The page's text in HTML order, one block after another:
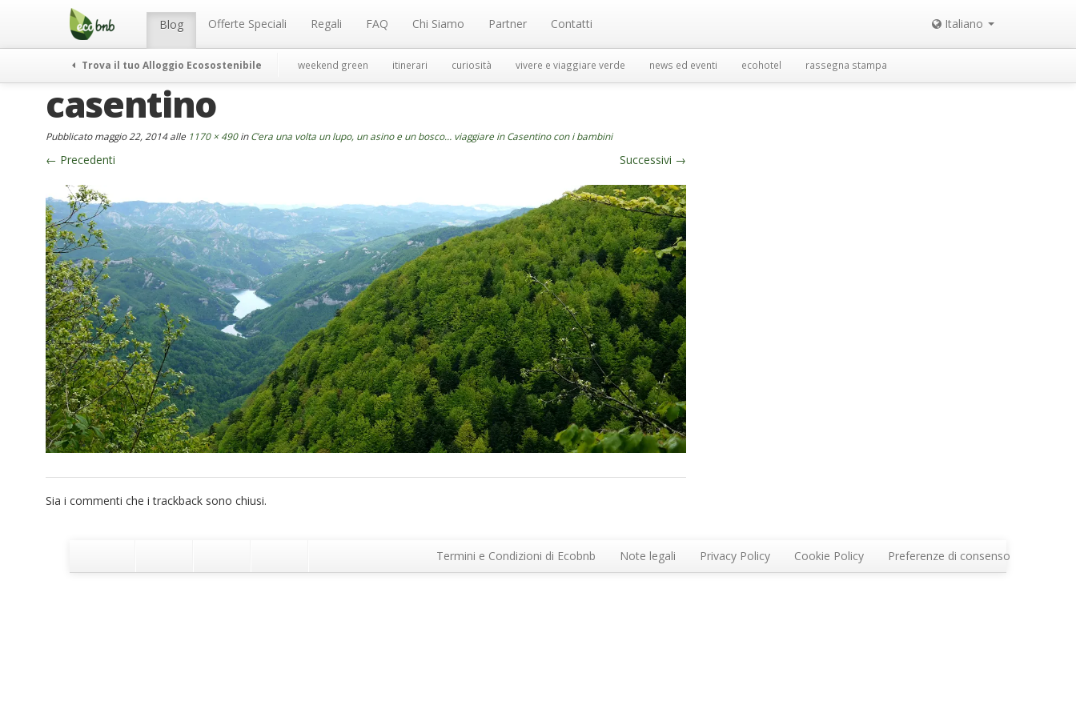
Menu Blog Offerte Speciali Regali FAQ Chi Siamo Partner Contatti Italiano
Trova il tuo Alloggio Ecosostenibile weekend green itinerari curiosità vivere e viaggiare verde news ed eventi ecohotel rassegna stampa
casentino
Pubblicatomaggio 22, 2014alle 1170 × 490inC’era una volta un lupo, un asino e un bosco… viaggiare in Casentino con i bambini
← Precedenti Successivi →
Sia i commenti che i trackback sono chiusi.
Termini e Condizioni di Ecobnb Note legali Privacy Policy Cookie Policy Preferenze di consenso